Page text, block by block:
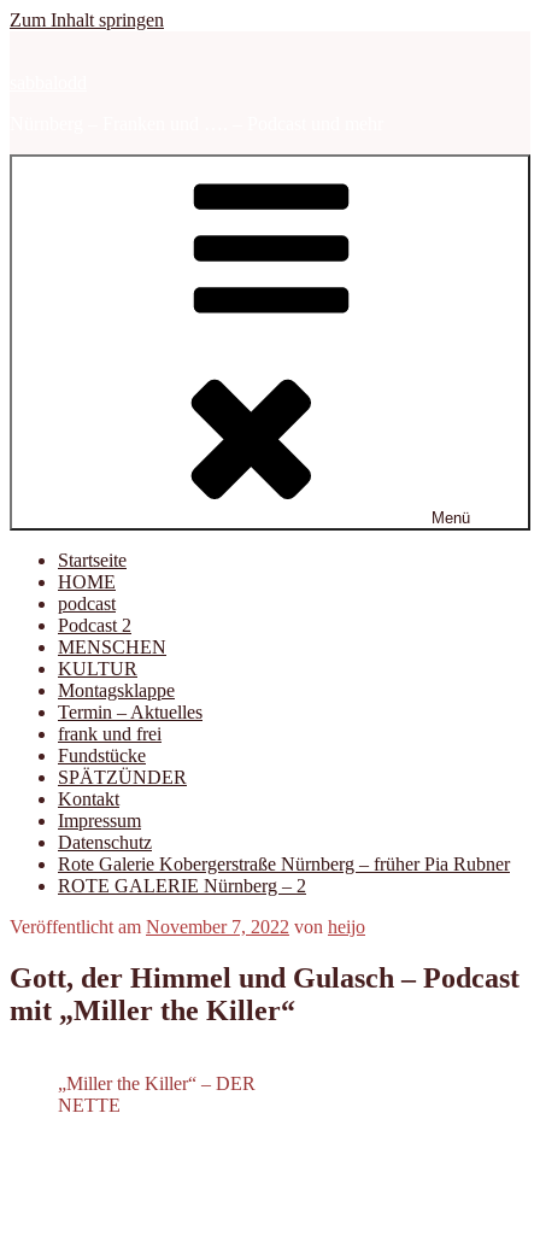
Zum Inhalt springen
Menü
Startseite
HOME
podcast
Podcast 2
MENSCHEN
KULTUR
Montagsklappe
Termin – Aktuelles
frank und frei
Fundstücke
SPÄTZÜNDER
Kontakt
Impressum
Datenschutz
Rote Galerie Kobergerstraße Nürnberg – früher Pia Rubner
ROTE GALERIE Nürnberg – 2
Veröffentlicht am November 7, 2022 von heijo
Gott, der Himmel und Gulasch – Podcast
mit „Miller the Killer“
„Miller the Killer“ – DER
NETTE